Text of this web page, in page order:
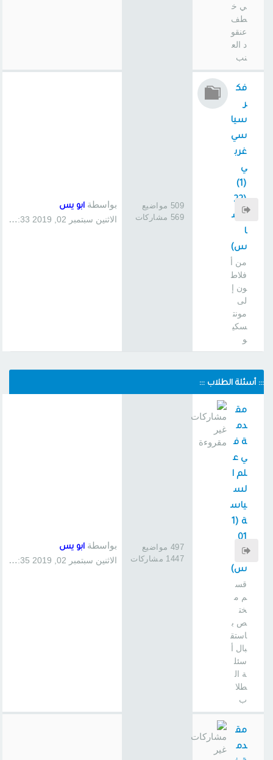
ي خ
طف
عنقو
د الع
نب
فك
ر
سيا
سي
غرب
ي
(1)
(22
5س
ا
س)
من أ
فلاط
ون إ
لى
مونت
سكي
و
509 مواضيع
569 مشاركات
بواسطة ابو يس
الاثنين سبتمبر 02, 2019 1:33 pm
::: أسئلة الطلاب :::
مق
دم
ة ف
ي ع
لم ا
لس
ياس
ة (1
01
سا
س)
قس
م م
خت
ص ب
استق
بال أ
سئل
ة ال
طلا
ب
497 مواضيع
1447 مشاركات
بواسطة ابو يس
الاثنين سبتمبر 02, 2019 1:35 pm
مق
دم